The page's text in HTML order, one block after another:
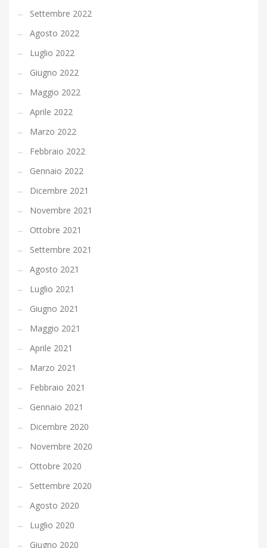
Settembre 2022
Agosto 2022
Luglio 2022
Giugno 2022
Maggio 2022
Aprile 2022
Marzo 2022
Febbraio 2022
Gennaio 2022
Dicembre 2021
Novembre 2021
Ottobre 2021
Settembre 2021
Agosto 2021
Luglio 2021
Giugno 2021
Maggio 2021
Aprile 2021
Marzo 2021
Febbraio 2021
Gennaio 2021
Dicembre 2020
Novembre 2020
Ottobre 2020
Settembre 2020
Agosto 2020
Luglio 2020
Giugno 2020